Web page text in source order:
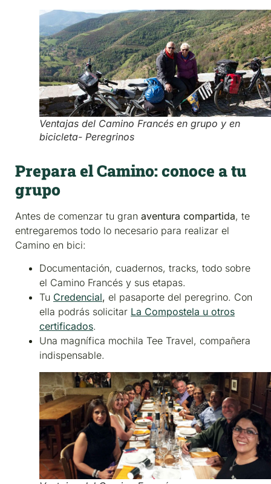
Ventajas del Camino Francés en grupo y en
bicicleta- Peregrinos
Prepara el Camino: conoce a tu
grupo
Antes de comenzar tu gran aventura compartida, te
entregaremos todo lo necesario para realizar el
Camino en bici:
Documentación, cuadernos, tracks, todo sobre
el Camino Francés y sus etapas.
Tu Credencial, el pasaporte del peregrino. Con
ella podrás solicitar La Compostela u otros
certificados.
Una magnífica mochila Tee Travel, compañera
indispensable.